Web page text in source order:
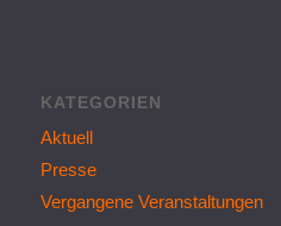
KATEGORIEN
Aktuell
Presse
Vergangene Veranstaltungen